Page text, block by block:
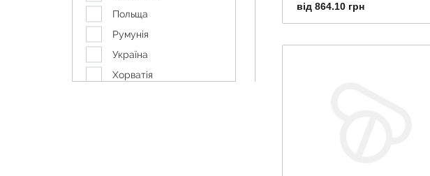
Польща
Румунія
Україна
Хорватія
від 864.10 грн